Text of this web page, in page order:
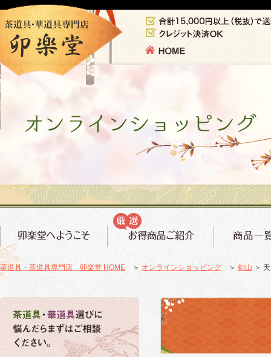
華道具・茶道具専門店 卯楽堂 HOME ＞ オンラインショッピング ＞ 剣山 ＞